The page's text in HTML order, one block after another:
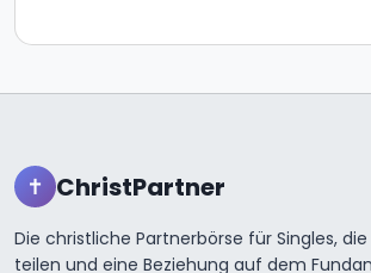
✝ ChristPartner
Die christliche Partnerbörse für Singles,
teilen und eine Beziehung auf dem